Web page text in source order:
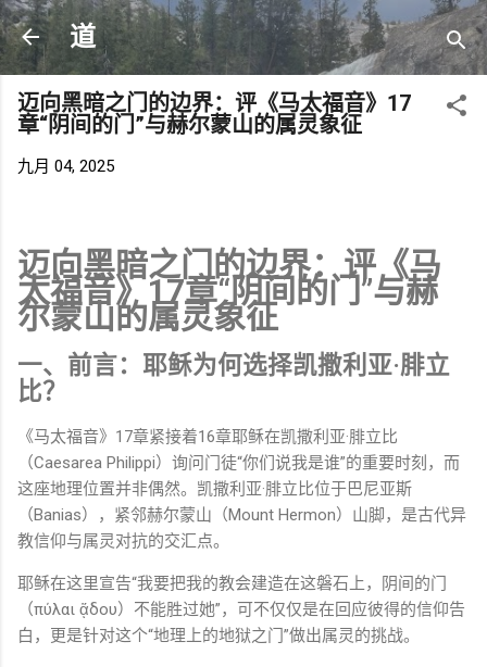
跳至主要内容
道
迈向黑暗之门的边界：评《马太福音》17
章“阴间的门”与赫尔蒙山的属灵象征
九月 04, 2025
迈向黑暗之门的边界：评《马
太福音》17章“阴间的门”与赫
尔蒙山的属灵象征
一、前言：耶稣为何选择凯撒利亚·腓立
比？
《马太福音》17章紧接着16章耶稣在凯撒利亚·腓立比
（Caesarea Philippi）询问门徒“你们说我是谁”的重要时刻，而
这座地理位置并非偶然。凯撒利亚·腓立比位于巴尼亚斯
（Banias），紧邻赫尔蒙山（Mount Hermon）山脚，是古代异
教信仰与属灵对抗的交汇点。
耶稣在这里宣告“我要把我的教会建造在这磐石上，阴间的门
（πύλαι ᾅδου）不能胜过她”，可不仅仅是在回应彼得的信仰告
白，更是针对这个“地理上的地狱之门”做出属灵的挑战。